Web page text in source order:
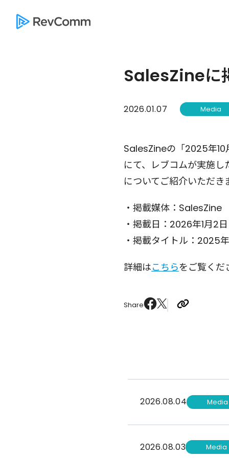
SalesZineに
2026.01.07 Media
SalesZineの「2025年10
にて、レブコムが実施
についてご紹介いただき
・掲載媒体：SalesZine
・掲載日：2026年1月2日
・掲載タイトル：2025
詳細はこちらをご覧くだ
Share
2026.08.04 Media
2026.08.03 Media